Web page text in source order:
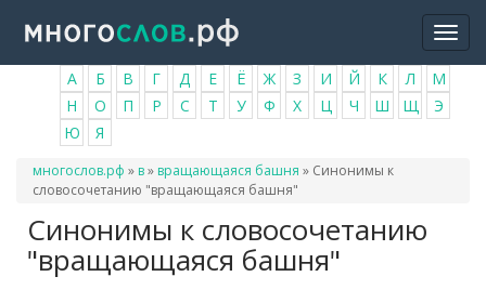
основному
содержанию
А Б В Г Д Е Ё Ж З И Й К Л
М
Н
О П Р С Т У Ф Х Ц Ч Ш Щ
Э
Ю
Я
Вы
здесь
многослов.рф » в» вращающаяся башня » Синонимы к
словосочетанию "вращающаяся башня"
Синонимы к словосочетанию
"вращающаяся башня"